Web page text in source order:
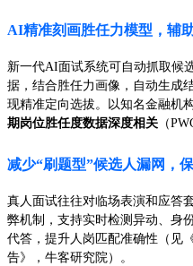
AI精准刻画胜任力模型，辅
新一代AI面试系统可自动抓取候
据，结合胜任力画像，自动生成
现精准定向选拔。以知名金融机
期岗位胜任度数据深度相关 （
减少“刷题型”候选人漏网，
真人面试往往对临场表演和应答
弊机制，支持实时检测异动、身
代答，提升人岗匹配准确性（见
告》，牛客研究院）。